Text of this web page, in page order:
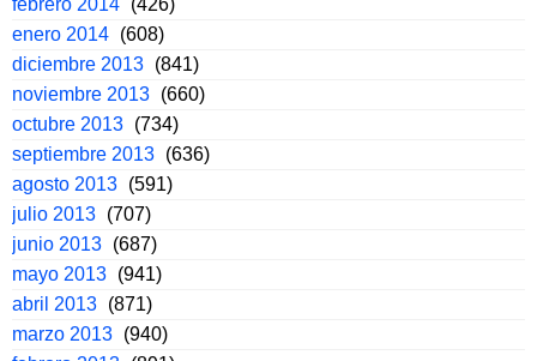
febrero 2014 (426)
enero 2014 (608)
diciembre 2013 (841)
noviembre 2013 (660)
octubre 2013 (734)
septiembre 2013 (636)
agosto 2013 (591)
julio 2013 (707)
junio 2013 (687)
mayo 2013 (941)
abril 2013 (871)
marzo 2013 (940)